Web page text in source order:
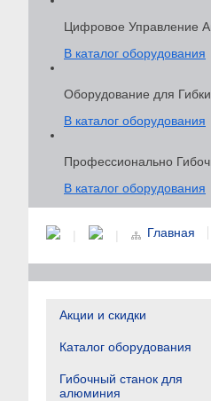
Цифровое Управление
В каталог оборудования
Оборудование для
В каталог оборудования
Профессионально
В каталог оборудования
Главная
| |
Акции и скидки
Каталог оборудования
Гибочный станок для
алюминия